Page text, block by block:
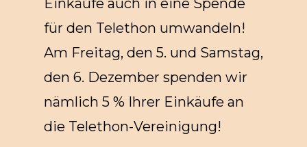
Einkäufe auch in eine Spende
für den Telethon umwandeln!
Am Freitag, den 5. und Samstag,
den 6. Dezember spenden wir
nämlich 5 % Ihrer Einkäufe an
die Telethon-Vereinigung!